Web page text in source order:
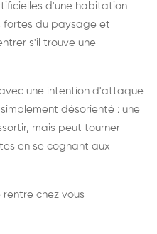
d'une habitation
fortes du paysage et
s'il trouve une
une intention d'attaque
désorienté : une
mais peut tourner
en se cognant aux
chez vous